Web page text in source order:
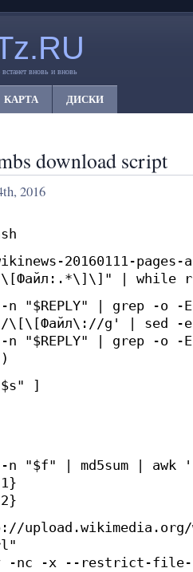
вновь и вновь
КАРТА ДИСКИ
download script
2016
20160111-
| while
-n "$REPLY" | grep -
\[\[Файл\://g' | sed
-n "$REPLY" | grep -
]
-n "$f" | md5sum |
upload.wikimedia.org/
-nc -x --restrict-file-